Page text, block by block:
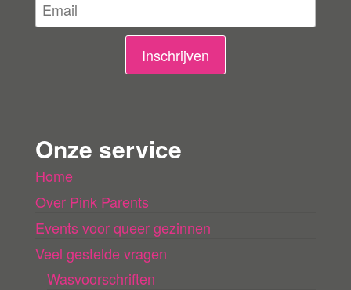
i
g
Inschrijven
Onze service
Home
Over Pink Parents
Events voor queer gezinnen
Veel gestelde vragen
Wasvoorschriften